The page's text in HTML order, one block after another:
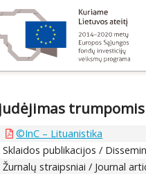
©InC – Lituanistika
Sklaidos publikacijos /
Žurnalų straipsniai / Journal